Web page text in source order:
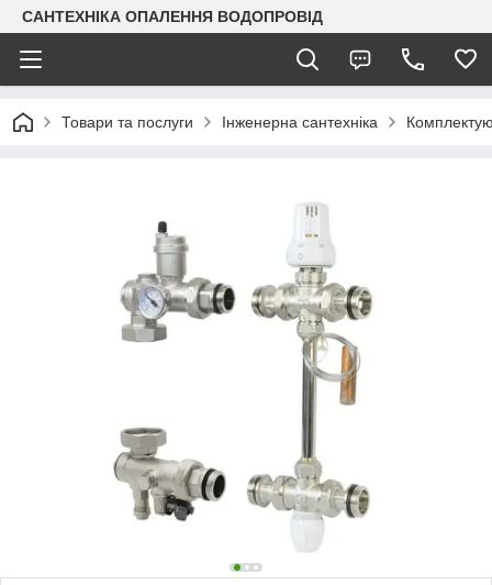
САНТЕХНІКА ОПАЛЕННЯ ВОДОПРОВІД
Товари та послуги Інженерна сантехніка